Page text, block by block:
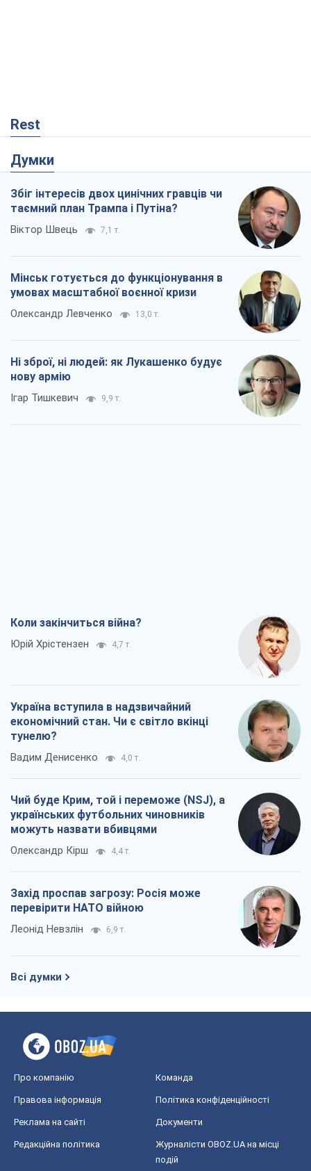
Rest
Думки
Збіг інтересів двох цинічних гравців чи
таємний план Трампа і Путіна?
Віктор Швець 7,1 т.
Мінськ готується до функціонування в
умовах масштабної воєнної кризи
Олександр Левченко 13,0 т.
Ні зброї, ні людей: як Лукашенко будує
нову армію
Ігар Тишкевич 9,9 т.
Коли закінчиться війна?
Юрій Хрістензен 4,7 т.
Україна вступила в надзвичайний
економічний стан. Чи є світло вкінці
тунелю?
Вадим Денисенко 4,0 т.
Чий буде Крим, той і переможе (NSJ), а
українських футбольних чиновників
можуть назвати вбивцями
Олександр Кірш 4,4 т.
Захід проспав загрозу: Росія може
перевірити НАТО війною
Леонід Невзлін 6,9 т.
Всі думки
Про компанію Команда
Правова інформація Політика конфіденційності
Реклама на сайті Документи
Редакційна політика
Журналісти OBOZ.UA на місці
подій